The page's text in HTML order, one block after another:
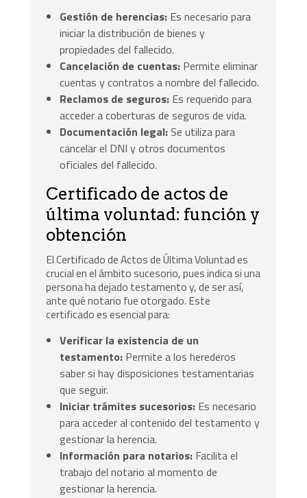
Gestión de herencias: Es necesario para
iniciar la distribución de bienes y
propiedades del fallecido.
Cancelación de cuentas: Permite eliminar
cuentas y contratos a nombre del fallecido.
Reclamos de seguros: Es requerido para
acceder a coberturas de seguros de vida.
Documentación legal: Se utiliza para
cancelar el DNI y otros documentos
oficiales del fallecido.
Certificado de actos de
última voluntad: función y
obtención
El Certificado de Actos de Última Voluntad es
crucial en el ámbito sucesorio, pues indica si una
persona ha dejado testamento y, de ser así,
ante qué notario fue otorgado. Este
certificado es esencial para:
Verificar la existencia de un
testamento: Permite a los herederos
saber si hay disposiciones testamentarias
que seguir.
Iniciar trámites sucesorios: Es necesario
para acceder al contenido del testamento y
gestionar la herencia.
Información para notarios: Facilita el
trabajo del notario al momento de
gestionar la herencia.